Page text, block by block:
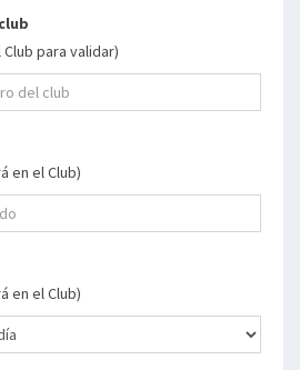
para validar)
en el Club)
en el Club)